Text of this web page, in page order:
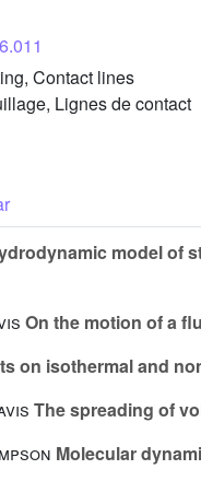
Contact lines
Lignes de contact
model of
On the motion of a
on isothermal and
The spreading of
Molecular